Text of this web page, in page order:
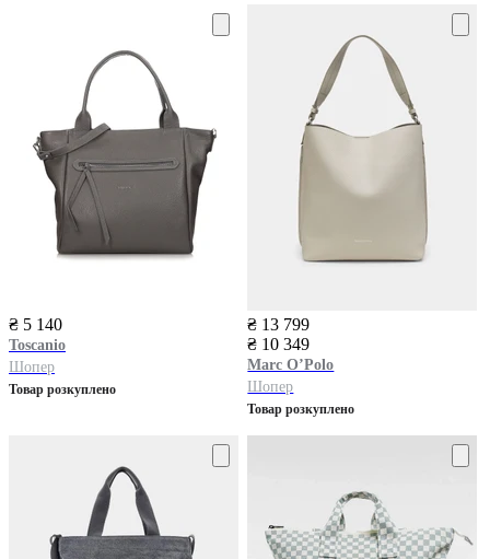
₴ 5 140
Toscanio
Шопер
Товар розкуплено
₴ 13 799
₴ 10 349
Marc O’Polo
Шопер
Товар розкуплено